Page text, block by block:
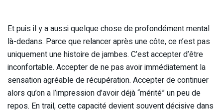
Et puis il y a aussi quelque chose de profondément mental
là-dedans. Parce que relancer après une côte, ce n’est pas
uniquement une histoire de jambes. C’est accepter d’être
inconfortable. Accepter de ne pas avoir immédiatement la
sensation agréable de récupération. Accepter de continuer
alors qu’on a l’impression d’avoir déjà “mérité” un peu de
repos. En trail, cette capacité devient souvent décisive dans